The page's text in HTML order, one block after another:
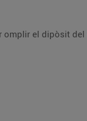
omplir el dipòsit del